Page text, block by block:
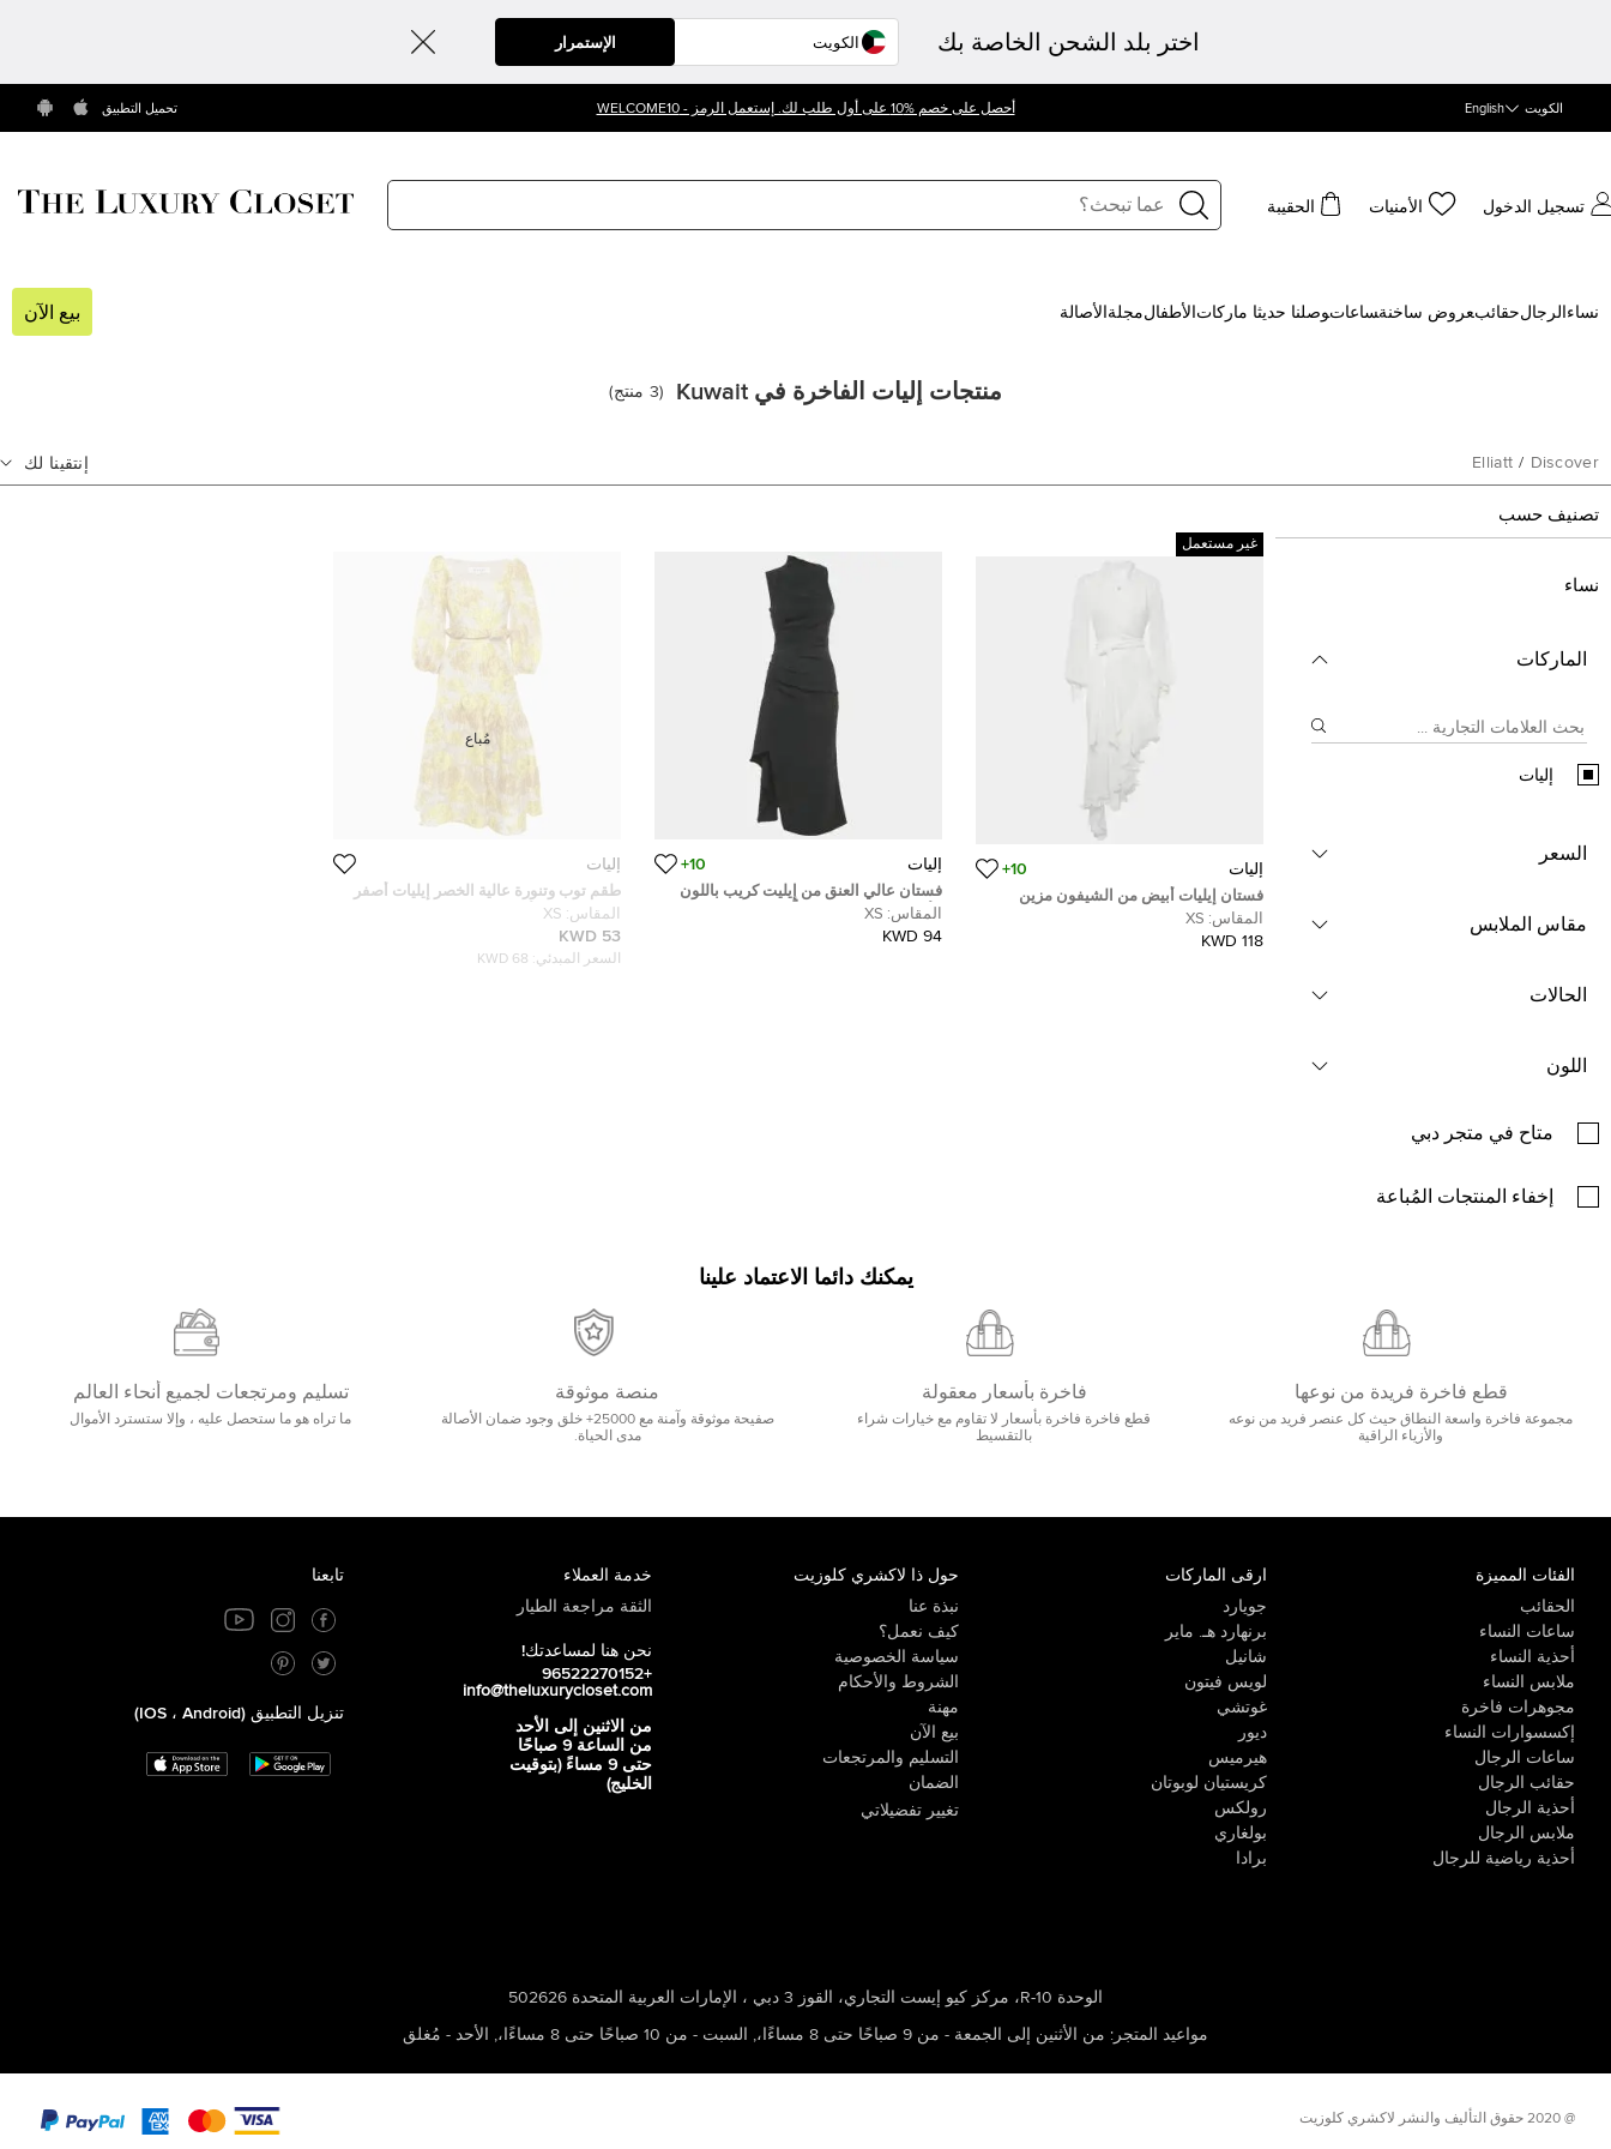
اختر بلد الشحن الخاصة بك الإستمرار
الكويت English أحصل على خصم %10 على أول طلب لك. إستعمل الرمز - WELCOME10 تحميل التطبيق
تسجيل الدخول الأمنيات الحقيبة
نساء الرجالحقائب‍عروض ساخنة‍ساعات‍وصلنا حديثا ‍ ماركات الأطفالمجلة الأصالة بيع الآن
منتجات إليات الفاخرة في Kuwait (
3 منتج)
Discover
/
Elliatt إنتقينا لك
تصنيف حسب
نساء
الماركات
إليات
السعر
مقاس الملابس
الحالات
اللون
متاح في متجر دبي
إخفاء المنتجات المُباعة
غير مستعمل
إليات 10+
فستان إيليات أبيض من الشيفون مزين
بالكشاكش بتصميم غير متماثل، مقاس XS
المقاس: XS
118 KWD
إليات 10+
فستان عالي العنق من إيليت كريب باللون
الأسود مقاس صغير جداً - إكس سمول
المقاس: XS
94 KWD
إليات
طقم توب وتنورة عالية الخصر إيليات أصفر
بطبقات من الأورجانزا مقاس صغير جدًا
المقاس: XS
53 KWD
السعر المبدئي: 68 KWD
مُباع
يمكنك دائما الاعتماد علينا
قطع فاخرة فريدة من نوعها
مجموعة فاخرة واسعة النطاق حيث كل عنصر فريد من نوعه
والأزياء الراقية
فاخرة بأسعار معقولة
قطع فاخرة فاخرة بأسعار لا تقاوم مع خيارات شراء
بالتقسيط
منصة موثوقة
صفيحة موثوقة وآمنة مع 25000+ خلق وجود ضمان الأصالة
مدى الحياة.
تسليم ومرتجعات لجميع أنحاء العالم
ما تراه هو ما ستحصل عليه ، وإلا ستسترد الأموال
الفئات المميزة
الحقائب
ساعات النساء
أحذية النساء
ملابس النساء
مجوهرات فاخرة
إكسسوارات النساء
ساعات الرجال
حقائب الرجال
أحذية الرجال
ملابس الرجال
أحذية رياضية للرجال
ارقى الماركات
جويارد
برنهارد هـ. ماير
شانيل
لويس فيتون
غوتشي
ديور
هيرميس
كريستيان لوبوتان
رولكس
بولغاري
برادا
حول ذا لاكشري كلوزيت
نبذة عنا
كيف نعمل؟
سياسة الخصوصية
الشروط والأحكام
مهنة
بيع الآن
التسليم والمرتجعات
الضمان
تغيير تفضيلاتي
خدمة العملاء
الثقة مراجعة الطيار
نحن هنا لمساعدتك!
+96522270152
info@theluxurycloset.com
من الاثنين إلى الأحد
من الساعة 9 صباحًا
حتى 9 مساءً (بتوقيت
الخليج)
تابعنا
تنزيل التطبيق (iOS ، Android)
الوحدة R-10، مركز كيو إيست التجاري، القوز 3 دبي ، الإمارات العربية المتحدة 502626
مواعيد المتجر : من الأثنين إلى الجمعة - من 9 صباحًا حتى 8 مساءًا، , السبت - من 10 صباحًا حتى 8 مساءًا، , الأحد - مُغلق
@ 2020 حقوق التأليف والنشر لاكشري كلوزيت